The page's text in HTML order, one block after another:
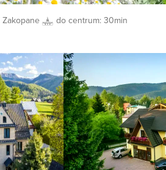
Zakopane do centrum:30min